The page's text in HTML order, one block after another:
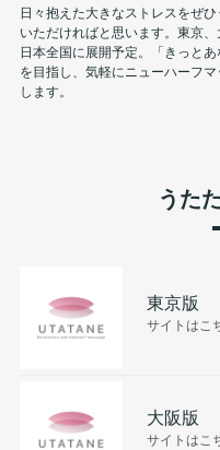
日々抱えた大きなストレスをぜ
いただければと思います。東京
日本全国に展開予定。「きっと
を目指し、気軽にニューハーフ
します。
うた
東京版
サイトはこ
大阪版
サイトはこ